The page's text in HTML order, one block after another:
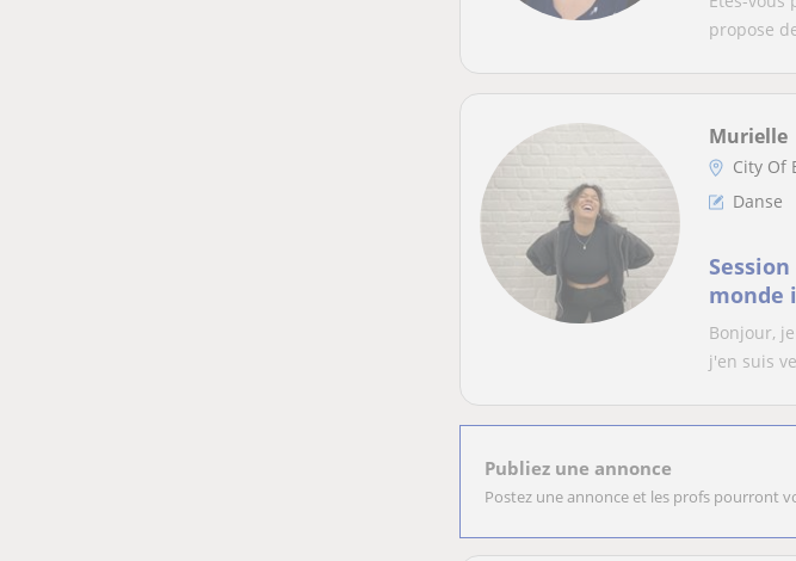
propose
Murielle
City Of
Danse
monde
Bonjour,
j'en suis
Publiez une annonce
Postez une annonce et les profs pourront